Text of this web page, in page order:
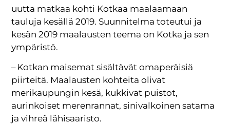
uutta matkaa kohti Kotkaa maalaamaan
tauluja kesällä 2019. Suunnitelma toteutui ja
kesän 2019 maalausten teema on Kotka ja sen
ympäristö.
– Kotkan maisemat sisältävät omaperäisiä
piirteitä. Maalausten kohteita olivat
merikaupungin kesä, kukkivat puistot,
aurinkoiset merenrannat, sinivalkoinen satama
ja vihreä lähisaaristo.